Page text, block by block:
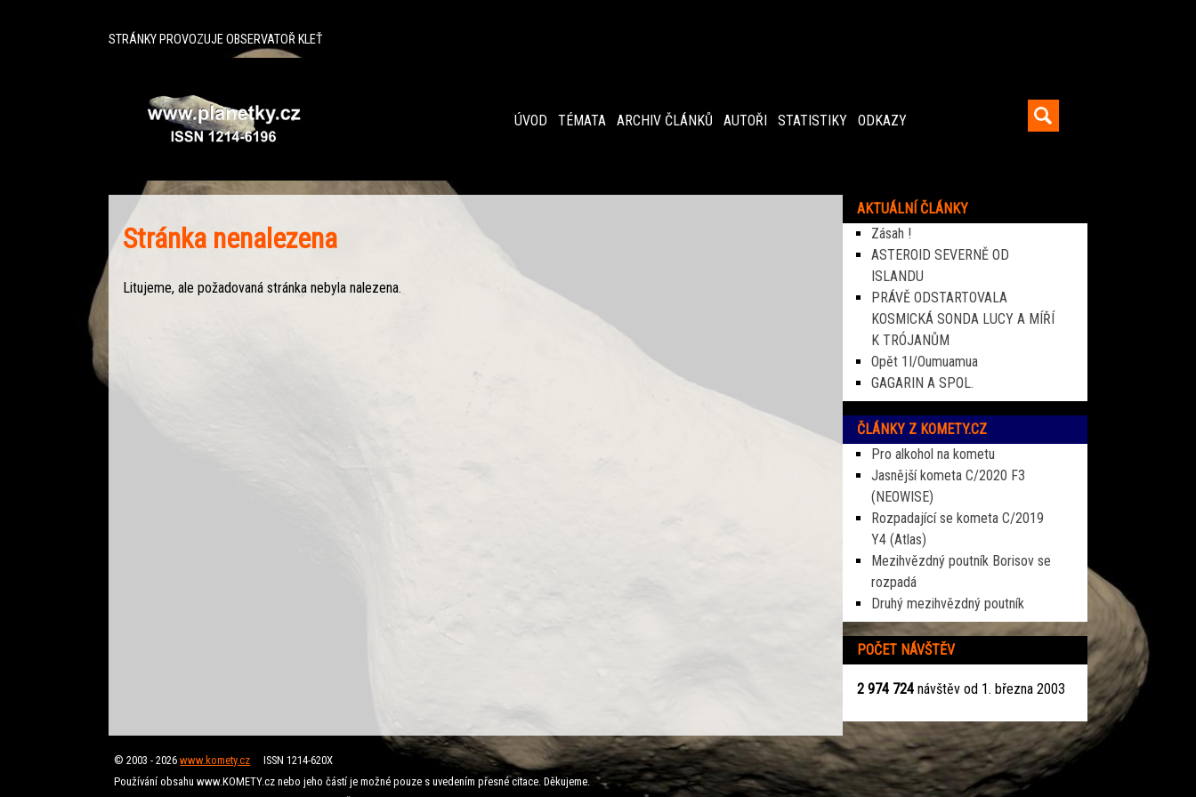
STRÁNKY PROVOZUJE OBSERVATOŘ KLEŤ
ÚVOD TÉMATA ARCHIV ČLÁNKŮ AUTOŘI STATISTIKY ODKAZY
Stránka nenalezena
Litujeme, ale požadovaná stránka nebyla nalezena.
AKTUÁLNÍ ČLÁNKY
Zásah !
ASTEROID SEVERNĚ OD
ISLANDU
PRÁVĚ ODSTARTOVALA
KOSMICKÁ SONDA LUCY A MÍŘÍ
K TRÓJANŮM
Opět 1I/Oumuamua
GAGARIN A SPOL.
ČLÁNKY Z KOMETY.CZ
Pro alkohol na kometu
Jasnější kometa C/2020 F3
(NEOWISE)
Rozpadající se kometa C/2019
Y4 (Atlas)
Mezihvězdný poutník Borisov se
rozpadá
Druhý mezihvězdný poutník
POČET NÁVŠTĚV
2 974 724 návštěv od 1. března 2003
© 2003 - 2026www.komety.cz ISSN 1214-620X
Používání obsahu www.KOMETY.cz nebo jeho částí je možné pouze s uvedením přesné citace. Děkujeme.